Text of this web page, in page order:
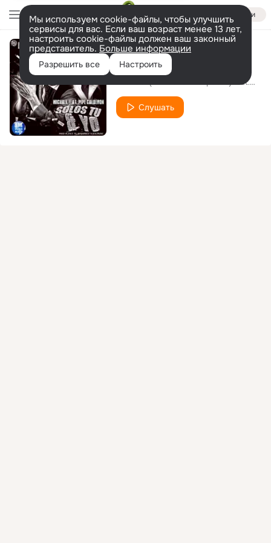
Войти
Мы используем cookie-файлы, чтобы улучшить
сервисы для вас. Если ваш возраст менее 13 лет,
настроить cookie-файлы должен ваш законный
представитель. Больше информации
Разрешить все Настроить
Solos Tu Y Yo
feat. pipe
Слушать